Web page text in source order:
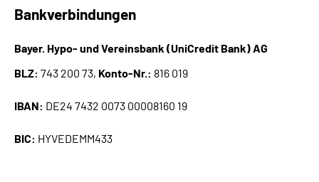
Mein Kundenportal
Bankverbindungen
Bayer. Hypo- und Vereinsbank (UniCredit Bank) AG
BLZ: 743 200 73, Konto-Nr.: 816 019
IBAN: DE24 7432 0073 00008160 19
BIC: HYVEDEMM433